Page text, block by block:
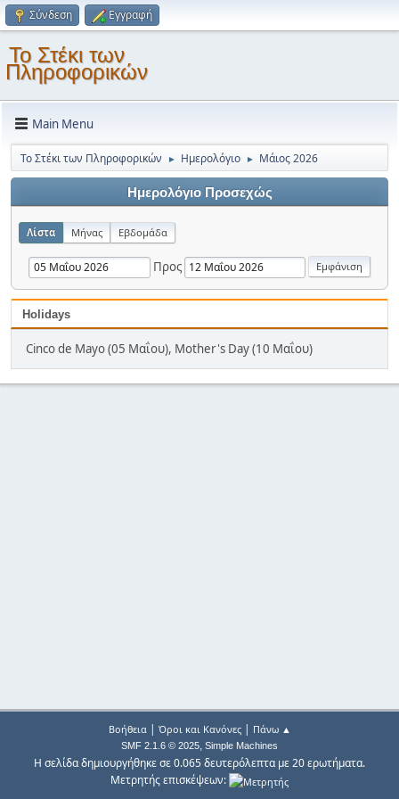
Σύνδεση Εγγραφή
Το Στέκι των
Πληροφορικών
Main Menu
Το Στέκι των Πληροφορικών ► Ημερολόγιο ► Μάιος 2026
Ημερολόγιο Προσεχώς
Λίστα Μήνας Εβδομάδα
Προς
Holidays
Cinco de Mayo (05 Μαΐου), Mother's Day (10 Μαΐου)
Βοήθεια| Όροι και Κανόνες| Πάνω ▲
SMF 2.1.6 © 2025, Simple Machines
Η σελίδα δημιουργήθηκε σε 0.065 δευτερόλεπτα με 20 ερωτήματα.
Μετρητής επισκέψεων: